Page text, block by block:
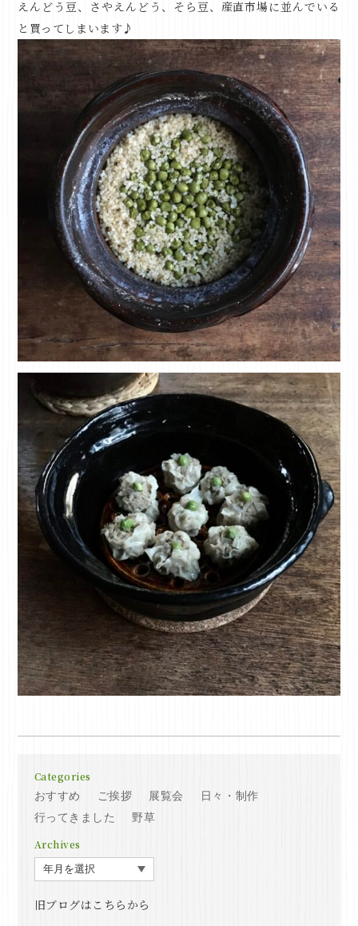
えんどう豆、さやえんどう、そら豆、産直市場に並んでいる
と買ってしまいます♪
Categories
おすすめ ご挨拶 展覧会
日々・制作
行ってきました
野草
Archives
旧ブログはこちらから